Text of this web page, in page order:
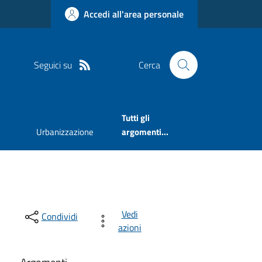
Accedi all'area personale
Seguici su Cerca
Urbanizzazione
Tutti gli
argomenti...
Condividi
Vedi
azioni